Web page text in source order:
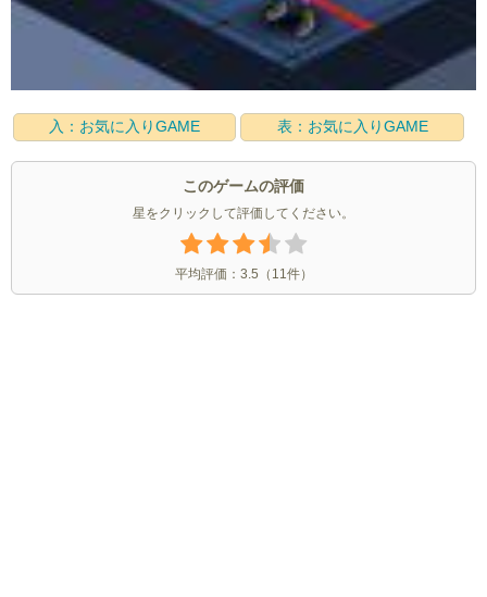
入：お気に入りGAME 表：お気に入りGAME
このゲームの評価
星をクリックして評価してください。
平均評価： 3.5 （ 11件）